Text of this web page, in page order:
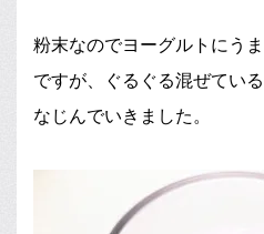
粉末なのでヨーグルトにう
ですが、ぐるぐる混ぜてい
なじんでいきました。